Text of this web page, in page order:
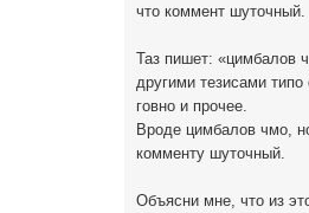
что коммент шуточный.
Таз пишет: «цимбалов
другими тезисами
говно и прочее.
Вроде цимбалов чмо,
комменту шуточный.
Объясни мне, что из